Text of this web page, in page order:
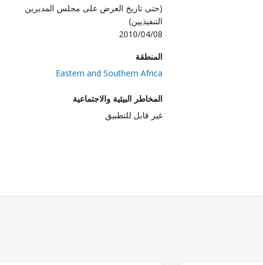
(حتى تاريخ العرض على مجلس المديرين
التنفيذيين)
2010/04/08
المنطقة
Eastern and Southern Africa
المخاطر البيئية والاجتماعية
غير قابل للتطبيق